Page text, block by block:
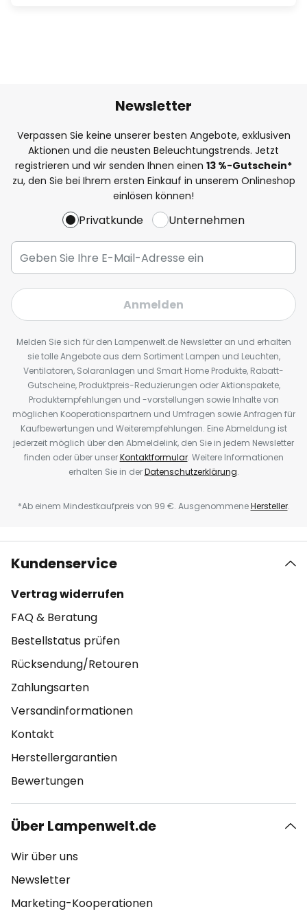
Newsletter
Verpassen Sie keine unserer besten Angebote, exklusiven
Aktionen und die neusten Beleuchtungstrends. Jetzt
registrieren und wir senden Ihnen einen 13 %-Gutschein*
zu, den Sie bei Ihrem ersten Einkauf in unserem Onlineshop
einlösen können!
Privatkunde Unternehmen
Anmelden
Melden Sie sich für den Lampenwelt.de Newsletter an und erhalten
sie tolle Angebote aus dem Sortiment Lampen und Leuchten,
Ventilatoren, Solaranlagen und Smart Home Produkte, Rabatt-
Gutscheine, Produktpreis-Reduzierungen oder Aktionspakete,
Produktempfehlungen und -vorstellungen sowie Inhalte von
möglichen Kooperationspartnern und Umfragen sowie Anfragen für
Kaufbewertungen und Weiterempfehlungen. Eine Abmeldung ist
jederzeit möglich über den Abmeldelink, den Sie in jedem Newsletter
finden oder über unserKontaktformular. Weitere Informationen
erhalten Sie in derDatenschutzerklärung.
*Ab einem Mindestkaufpreis von 99 €. AusgenommeneHersteller.
Kundenservice
Vertrag widerrufen
FAQ & Beratung
Bestellstatus prüfen
Rücksendung/Retouren
Zahlungsarten
Versandinformationen
Kontakt
Herstellergarantien
Bewertungen
Über Lampenwelt.de
Wir über uns
Newsletter
Marketing-Kooperationen